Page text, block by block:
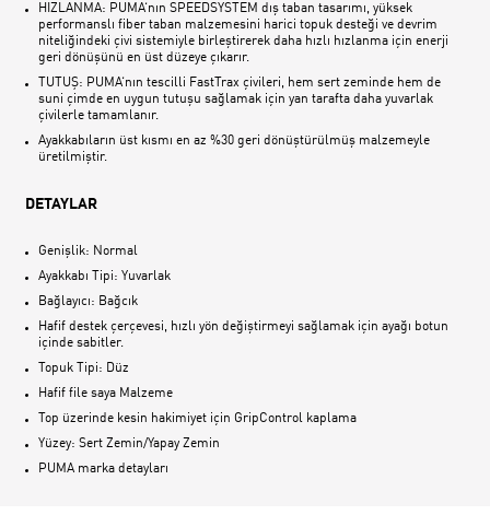
HIZLANMA: PUMA‘nın SPEEDSYSTEM dış taban tasarımı, yüksek
performanslı fiber taban malzemesini harici topuk desteği ve devrim
niteliğindeki çivi sistemiyle birleştirerek daha hızlı hızlanma için enerji
geri dönüşünü en üst düzeye çıkarır.
TUTUŞ: PUMA‘nın tescilli FastTrax çivileri, hem sert zeminde hem de
suni çimde en uygun tutuşu sağlamak için yan tarafta daha yuvarlak
çivilerle tamamlanır.
Ayakkabıların üst kısmı en az %30 geri dönüştürülmüş malzemeyle
üretilmiştir.
DETAYLAR
Genişlik: Normal
Ayakkabı Tipi: Yuvarlak
Bağlayıcı: Bağcık
Hafif destek çerçevesi, hızlı yön değiştirmeyi sağlamak için ayağı botun
içinde sabitler.
Topuk Tipi: Düz
Hafif file saya Malzeme
Top üzerinde kesin hakimiyet için GripControl kaplama
Yüzey: Sert Zemin/Yapay Zemin
PUMA marka detayları